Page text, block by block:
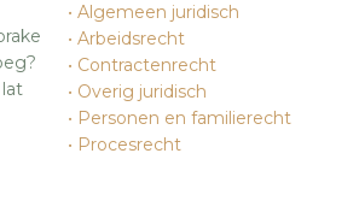
Algemeen juridisch
Arbeidsrecht
Contractenrecht
Overig juridisch
Personen en familierecht
Procesrecht